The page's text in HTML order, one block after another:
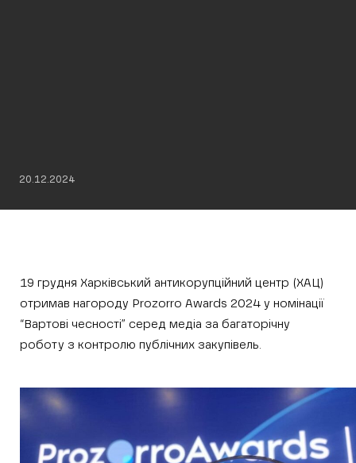
20.12.2024
19 грудня Харківський антикорупційний центр (ХАЦ)
отримав нагороду Prozorro Awards 2024 у номінації
“Вартові чесності” серед медіа за багаторічну
роботу з контролю публічних закупівель.